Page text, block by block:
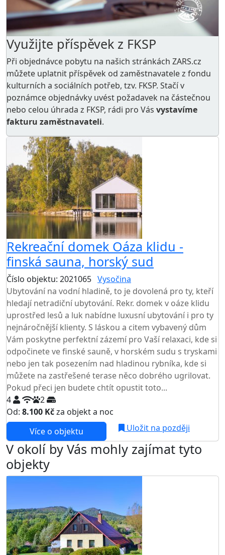
Využijte příspěvek z FKSP
Při objednávce pobytu na našich stránkách ZARS.cz
můžete uplatnit příspěvek od zaměstnavatele z fondu
kulturních a sociálních potřeb, tzv. FKSP. Stačí v
poznámce objednávky uvést požadavek na částečnou
nebo celou úhrada z FKSP, rádi pro Vás vystavíme
fakturu zaměstnavateli.
Rekreační domek Oáza klidu -
finská sauna, horský sud
Číslo objektu: 2021065 Vysočina
Ubytování na vodní hladině, to je dovolená pro ty, kteří
hledají netradiční ubytování. Rekr. domek v oáze klidu
uprostřed lesů a luk nabídne luxusní ubytování i pro ty
nejnáročnější klienty. S láskou a citem vybavený dům
Vám poskytne perfektní zázemí pro Vaší relaxaci, kde si
odpočinete ve finské sauně, v horském sudu s tryskami
nebo jen tak posezením nad hladinou rybníka, kde si
můžete na zastřešené terase něco dobrého ugrilovat.
Pokud přeci jen budete chtít opustit toto...
4
2
Od: 8.100 Kčza objekt a noc
Více o objektu Uložit na později
V okolí by Vás mohly zajímat tyto
objekty